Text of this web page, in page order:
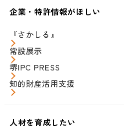
企業・特許情報がほしい
『さかしる』
常設展示
堺IPC PRESS
知的財産活用支援
人材を育成したい